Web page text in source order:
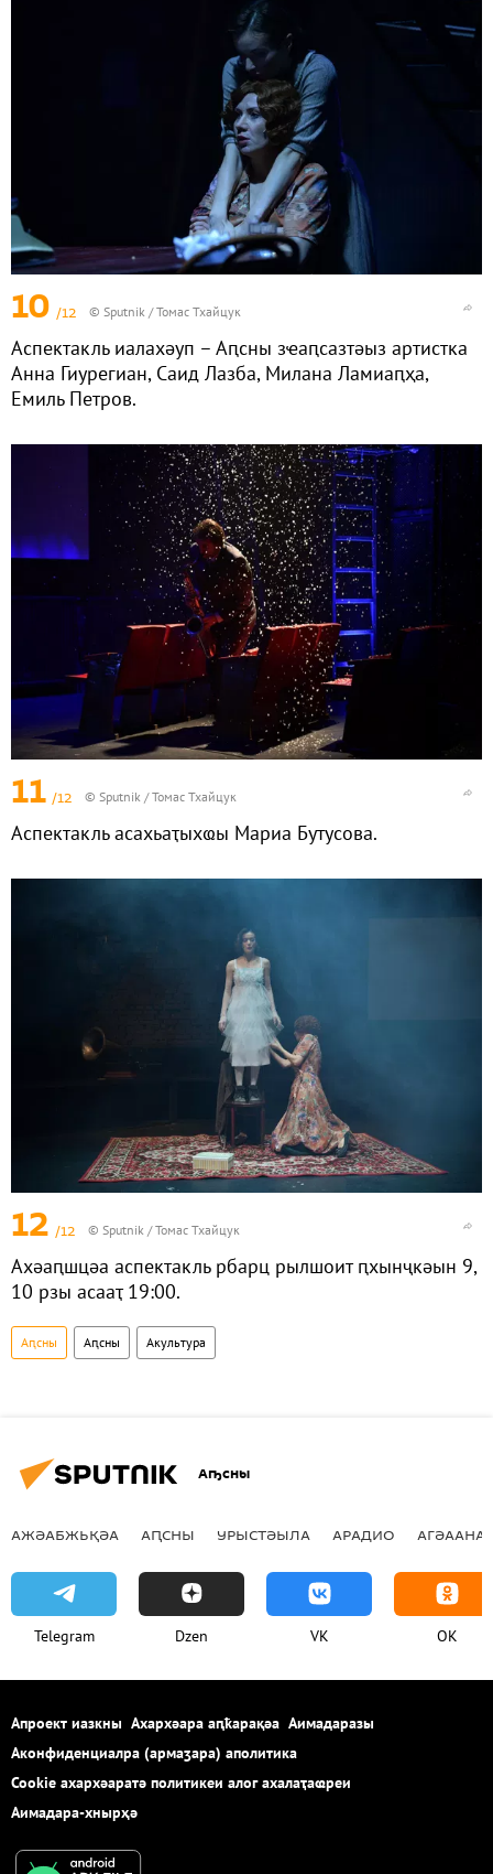
10 /12 © Sputnik / Томас Тхайцук
Аспектакль иалахәуп – Аԥсны зҽаԥсазтәыз артистка
Анна Гиурегиан, Саид Лазба, Милана Ламиаԥҳа,
Емиль Петров.
11 /12 © Sputnik / Томас Тхайцук
Аспектакль асахьаҭыхҩы Мариа Бутусова.
12 /12 © Sputnik / Томас Тхайцук
Ахәаԥшцәа аспектакль рбарц рылшоит ԥхынҷкәын 9,
10 рзы асааҭ 19:00.
Аԥсны Аԥсны Акультура
Аҧсны
АЖӘАБЖЬҚӘА АԤСНЫ УРЫСТӘЫЛА АРАДИО
Telegram Dzen VK OK
Апроект иазкны Ахархәара аԥҟарақәа Аимадаразы
Аконфиденциалра (армаӡара) аполитика
Cookie ахархәаратә политикеи алог ахалаҭаҩреи
Аимадара-хнырҳә